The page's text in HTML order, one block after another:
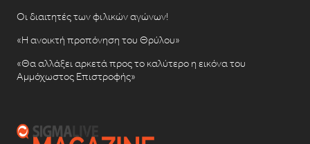
Οι διαιτητές των φιλικών αγώνων!
«Η ανοικτή προπόνηση του Θρύλου»
«Θα αλλάξει αρκετά προς το καλύτερο η εικόνα του
Αμμόχωστος Επιστροφής»